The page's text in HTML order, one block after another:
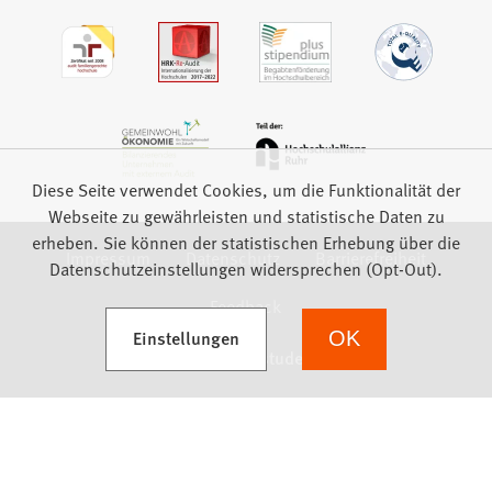
Impressum Datenschutz
Barrierefreiheit
Feedback
Diese Seite verwendet Cookies, um die Funktionalität der
Webseite zu gewährleisten und statistische Daten zu
erheben. Sie können der statistischen Erhebung über die
Datenschutzeinstellungen widersprechen (Opt-Out).
Einstellungen
(Öffnet in einem neuen Tab) OK